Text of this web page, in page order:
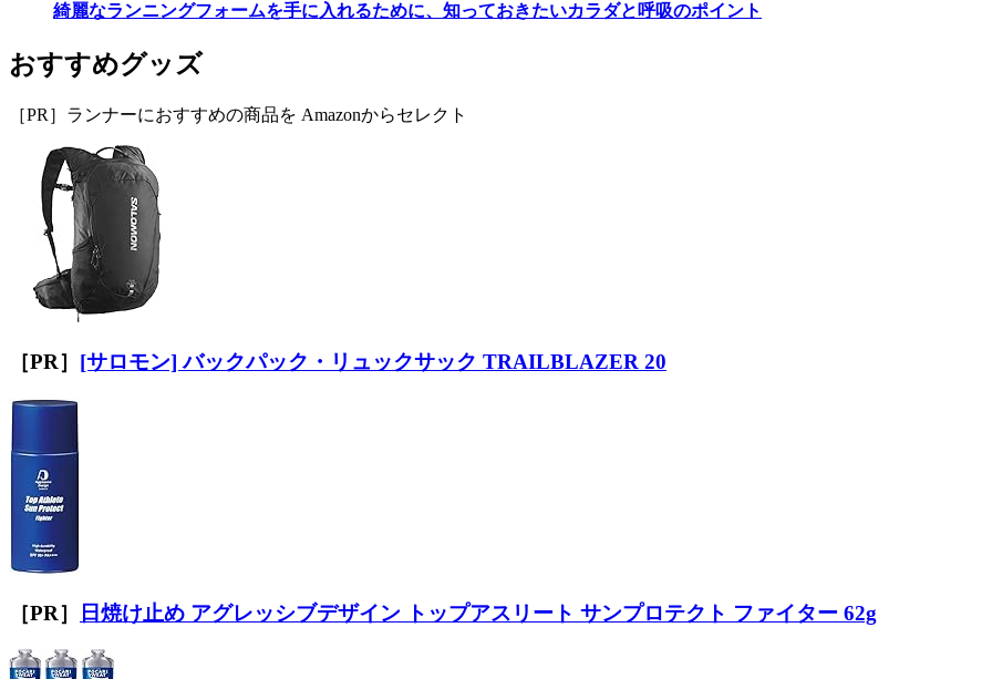
綺麗なランニングフォームを手に入れるために、知っておきたいカラダと呼吸のポイント
おすすめグッズ
［PR］ランナーにおすすめの商品を Amazonからセレクト
［PR］ [サロモン] バックパック・リュックサック TRAILBLAZER 20
［PR］ 日焼け止め アグレッシブデザイン トップアスリート サンプロテクト ファイター 62g